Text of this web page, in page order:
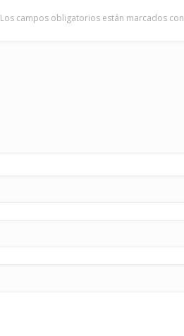
Los campos obligatorios están marcados con